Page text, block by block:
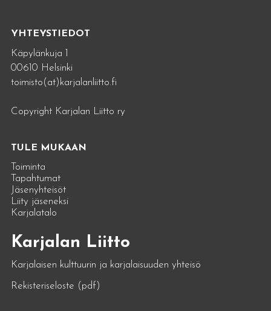
YHTEYSTIEDOT
Käpylänkuja 1
00610 Helsinki
toimisto(at)karjalanliitto.fi
Copyright Karjalan Liitto ry
TULE MUKAAN
Toiminta
Tapahtumat
Jäsenyhteisöt
Liity jäseneksi
Karjalatalo
Karjalan Liitto
Karjalaisen kulttuurin ja karjalaisuuden yhteisö
Rekisteriseloste (pdf)